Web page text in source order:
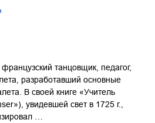
танцовщик, педагог,
разработавший основные
В своей книге «Учитель
увидевшей свет в 1725 г.,
…